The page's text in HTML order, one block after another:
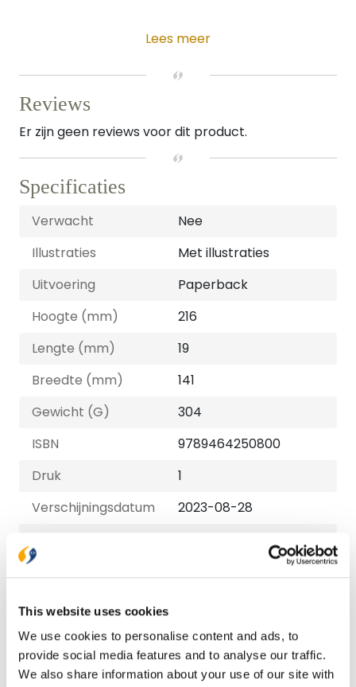
This website uses cookies
We use cookies to personalise content and ads, to
provide social media features and to analyse our traffic.
We also share information about your use of our site with
Lees meer
Reviews
Er zijn geen reviews voor dit product.
Specificaties
Verwacht
Nee
Illustraties
Met illustraties
Uitvoering
Paperback
Hoogte (mm)
216
Lengte (mm)
19
Breedte (mm)
141
Gewicht (G)
304
ISBN
9789464250800
Druk
1
Verschijningsdatum
2023-08-28
Marije van den Berg
Taal
Aantal pagina's
192
Uitvoeringen